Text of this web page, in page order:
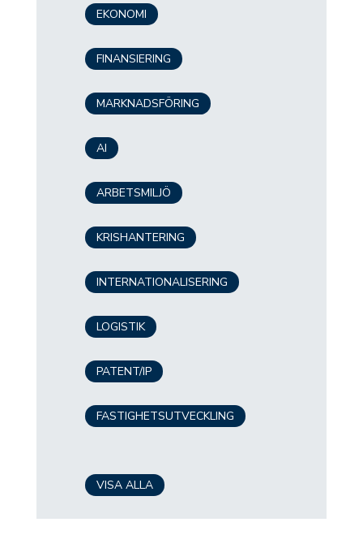
EKONOMI
FINANSIERING
MARKNADSFÖRING
AI
ARBETSMILJÖ
KRISHANTERING
INTERNATIONALISERING
LOGISTIK
PATENT/IP
FASTIGHETSUTVECKLING
VISA ALLA